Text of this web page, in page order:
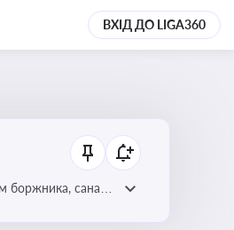
ВХІД ДО LIGA360
санації